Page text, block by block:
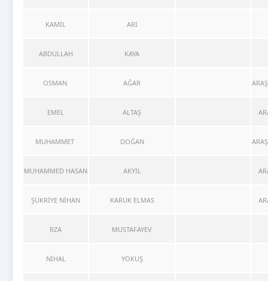
KAMİL ARI
ABDULLAH KAYA
OSMAN AĞAR
EMEL ALTAŞ
MUHAMMET DOĞAN
MUHAMMED HASAN AKYIL
ŞÜKRİYE NİHAN KARUK ELMAS
RZA MUSTAFAYEV
NİHAL YOKUŞ